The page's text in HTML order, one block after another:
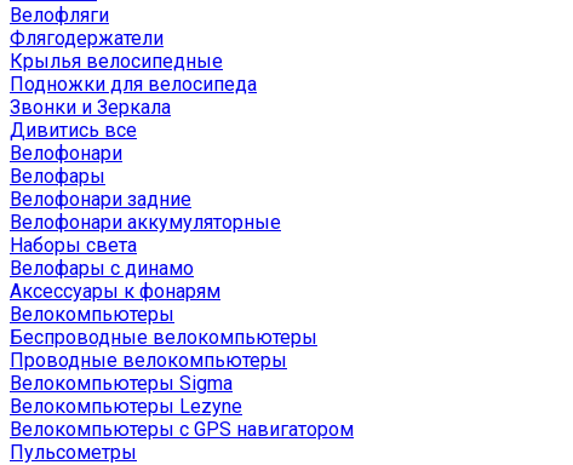
Велофляги
Флягодержатели
Крылья велосипедные
Подножки для велосипеда
Звонки и Зеркала
Дивитись все
Велофонари
Велофары
Велофонари задние
Велофонари аккумуляторные
Наборы света
Велофары с динамо
Аксессуары к фонарям
Велокомпьютеры
Беспроводные велокомпьютеры
Проводные велокомпьютеры
Велокомпьютеры Sigma
Велокомпьютеры Lezyne
Велокомпьютеры с GPS навигатором
Пульсометры